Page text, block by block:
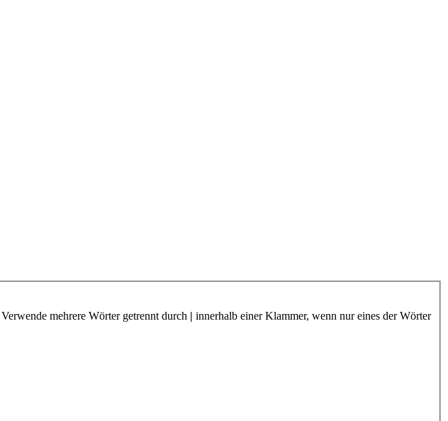
mehrere Wörter getrennt durch | innerhalb einer Klammer, wenn nur eines der Wörter